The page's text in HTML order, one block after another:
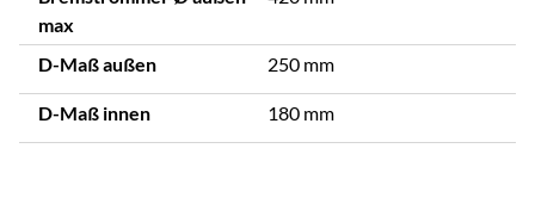
max
D-Maß außen 250 mm
D-Maß innen 180 mm